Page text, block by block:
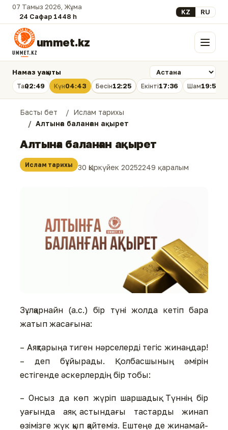
07 Тамыз 2026, Жұма
24 Сафар 1448 һ.
Select your
KZ RU
ummet.kz Мәзір
Намаз уақыты
Таң02:49 Күн04:43 Бесін12:25 Екінті17:36 Шам19:56
Басты бет
Ислам тарихы
Алтынға баланған ақырет
Алтынға баланған ақырет
Ислам тарихы 30 Қыркүйек 20252249 қаралым
Зұлқарнайн (а.с.) бір түні жолда кетіп бара
жатып жасағына:
– Аяқтарыңа тиген нәрселерді тегіс жинаңдар!
– деп бұйырады. Қолбасшының әмірін
естігенде әскерлердің бір тобы:
– Онсыз да көп жүріп шаршадық. Түннің бір
уағында аяқ астындағы тастарды жинап
өзімізге жүк қып қайтеміз. Ештеңе де жинамай-